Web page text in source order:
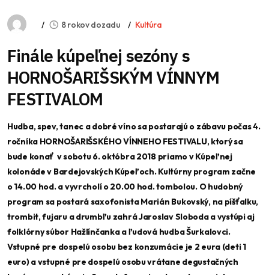
8 rokov dozadu Kultúra
Finále kúpeľnej sezóny s
HORNOŠARIŠSKÝM VÍNNYM
FESTIVALOM
Hudba, spev, tanec a dobré víno sa postarajú o zábavu počas 4.
ročníka HORNOŠARIŠSKÉHO VÍNNEHO FESTIVALU, ktorý sa
bude konať v sobotu 6. októbra 2018 priamo v Kúpeľnej
kolonáde v Bardejovských Kúpeľoch. Kultúrny program začne
o 14.00 hod. a vyvrcholí o 20.00 hod. tombolou. O hudobný
program sa postará saxofonista Marián Bukovský, na píšťalku,
trombit, fujaru a drumbľu zahrá Jaroslav Sloboda a vystúpi aj
folklórny súbor Hažlínčanka a ľudová hudba Šurkalovci.
Vstupné pre dospelú osobu bez konzumácie je 2 eura (deti 1
euro) a vstupné pre dospelú osobu vrátane degustačných